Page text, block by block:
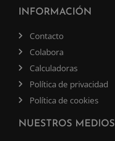
INFORMACIÓN
Contacto
Colabora
Calculadoras
Política de privacidad
Política de cookies
NUESTROS MEDIOS